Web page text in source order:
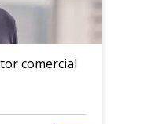
comercial